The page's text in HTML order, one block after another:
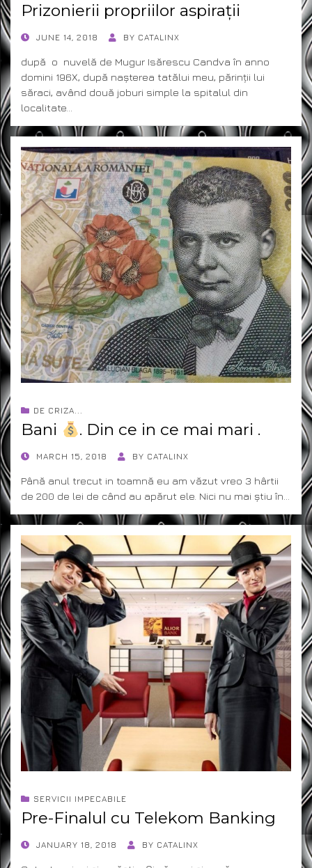
Prizonierii propriilor aspirații
POSTEDJUNE 14, 2018 BY CATALINX
după o nuvelă de Mugur Isărescu Candva în anno
domini 196X, după nașterea tatălui meu, părinții lui
săraci, având două joburi simple la spitalul din
localitate…
DE CRIZA...
Bani . Din ce in ce mai mari .
POSTEDMARCH 15, 2018 BY CATALINX
Până anul trecut in toamnă eu am văzut vreo 3 hârtii
de 200 de lei de când au apărut ele. Nici nu mai știu în…
SERVICII IMPECABILE
Pre-Finalul cu Telekom Banking
POSTED
JANUARY 18, 2018 BY CATALINX